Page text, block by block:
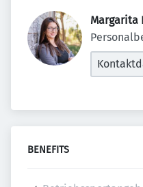
Margarita
BENEFITS